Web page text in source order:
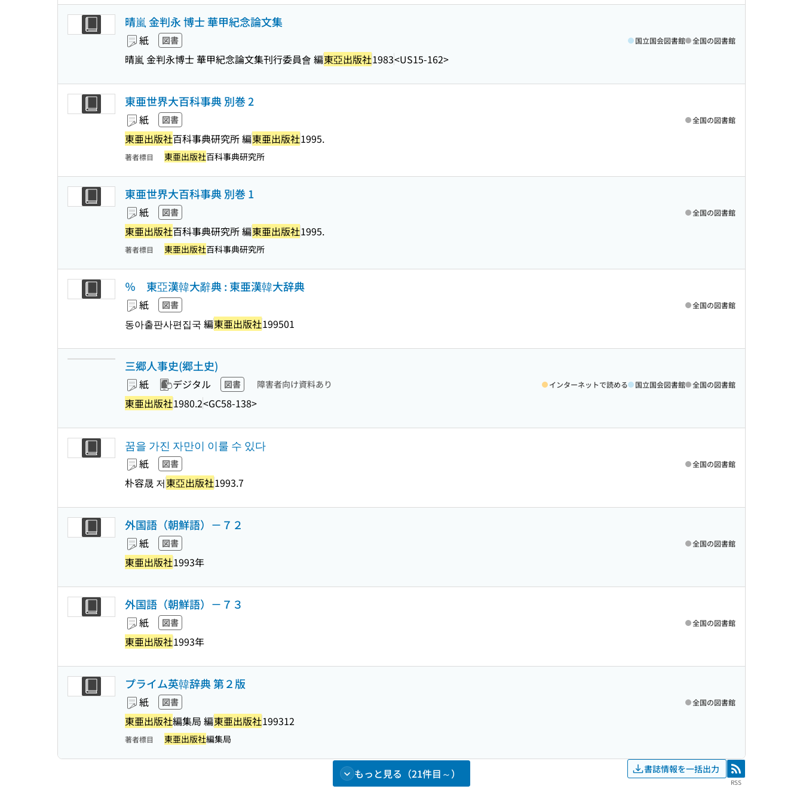
晴嵐 金判永 博士 華甲紀念論文集
紙 図書
晴嵐 金判永博士 華甲紀念論文集刊行委員會 編東亞出版社1983<US15-162>
国立国会図書館 全国の図書館
東亜世界大百科事典 別巻 2
紙 図書
東亜出版社百科事典研究所 編東亜出版社1995.
全国の図書館
著者標目 東亜出版社百科事典研究所
東亜世界大百科事典 別巻 1
紙 図書
東亜出版社百科事典研究所 編東亜出版社1995.
全国の図書館
著者標目 東亜出版社百科事典研究所
％ 東亞漢韓大辭典 : 東亜漢韓大辞典
紙 図書
동아출판사편집국 編東亜出版社199501
全国の図書館
三郷人事史(郷土史)
紙 デジタル 図書 障害者向け資料あり
東亜出版社1980.2<GC58-138>
インターネットで読める 国立国会図書館 全国の図書館
꿈을 가진 자만이 이룰 수 있다
紙 図書
朴容晟 저東亞出版社1993.7
全国の図書館
外国語（朝鮮語）－７２
紙 図書
東亜出版社1993年
全国の図書館
外国語（朝鮮語）－７３
紙 図書
東亜出版社1993年
全国の図書館
プライム英韓辞典 第２版
紙 図書
東亜出版社編集局 編東亜出版社199312
全国の図書館
著者標目 東亜出版社編集局
もっと見る（21件目～） 書誌情報を一括出力 RSS
RSS